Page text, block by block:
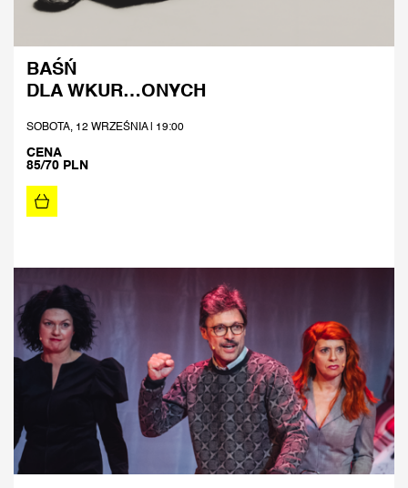
BAŚŃ
DLA WKUR…ONYCH
SOBOTA, 12 WRZEŚNIA | 19:00
CENA
85/70 PLN